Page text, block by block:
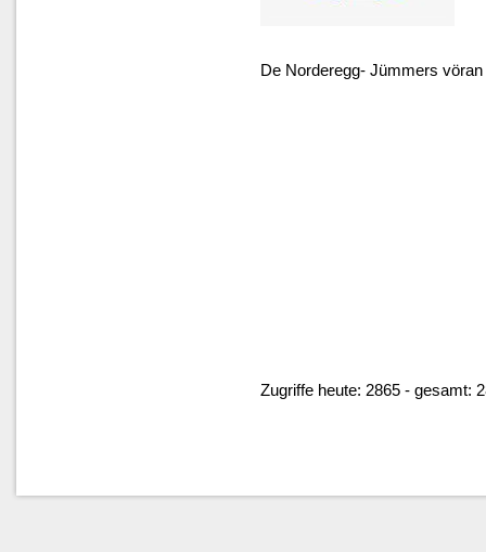
De Norderegg- Jümmers vöran
Zugriffe heute: 2865 - gesamt: